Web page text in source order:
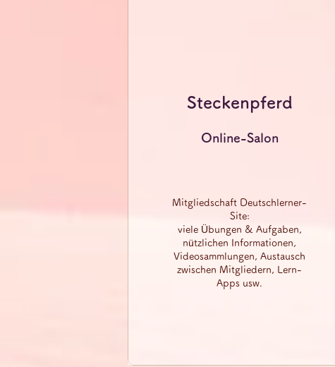
Steckenpferd
Online-Salon
Mitgliedschaft Deutschlerner-
Site:
viele Übungen & Aufgaben,
nützlichen Informationen,
Videosammlungen, Austausch
zwischen Mitgliedern, Lern-
Apps usw.